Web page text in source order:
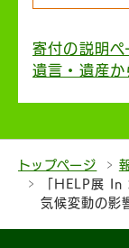
寄付の説明ペ
遺言・遺産
トップページ
「HELP展
気候変動の影